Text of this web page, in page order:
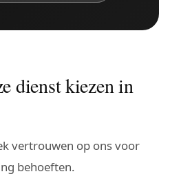
dienst kiezen in
vertrouwen op ons voor
behoeften.